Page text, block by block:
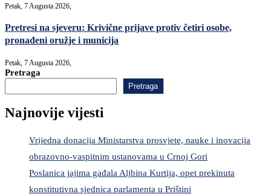
Petak, 7 Augusta 2026,
Pretresi na sjeveru: Krivične prijave protiv četiri osobe,
pronađeni oružje i municija
Petak, 7 Augusta 2026,
Pretraga
Pretraga
Najnovije vijesti
Vrijedna donacija Ministarstva prosvjete, nauke i inovacija
obrazovno-vaspitnim ustanovama u Crnoj Gori
Poslanica jajima gađala Aljbina Kurtija, opet prekinuta
konstitutivna sjednica parlamenta u Prištini